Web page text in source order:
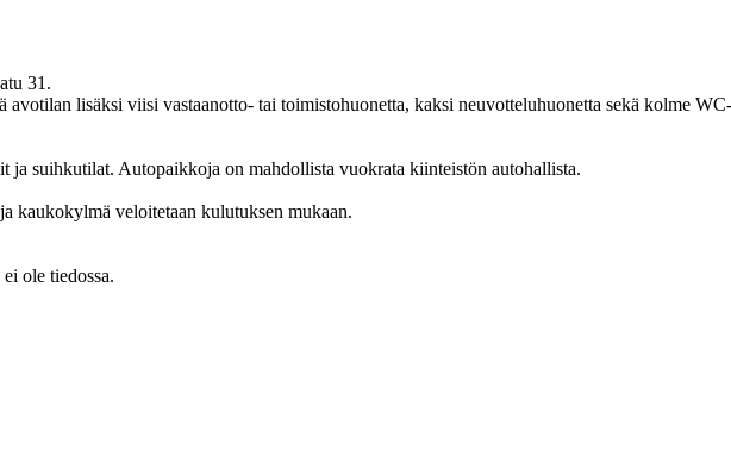
31.
lisäksi viisi vastaanotto- tai toimistohuonetta, kaksi neuvotteluhuonetta sekä kolme
ja suihkutilat. Autopaikkoja on mahdollista vuokrata kiinteistön autohallista.
kaukokylmä veloitetaan kulutuksen mukaan.
ole tiedossa.